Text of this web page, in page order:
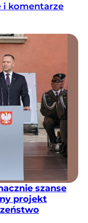
i komentarze
szanse
projekt